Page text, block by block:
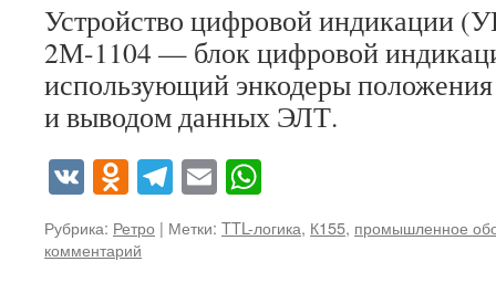
Устройство цифровой индикации
2М-1104 — блок цифровой
использующий энкодеры положения
и выводом данных ЭЛТ.
VKOdnoklassniki
Telegram
Email
Рубрика: Ретро | Метки: TTL-логика, К155, промышленное
комментарий